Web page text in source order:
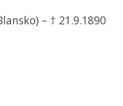
– † 21.9.1890